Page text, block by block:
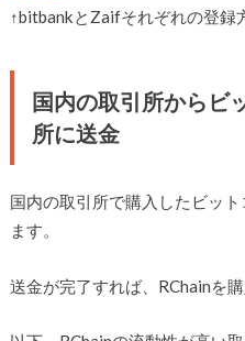
↑bitbankとZaifそれぞれの登録
国内の取引所からビ
所に送金
国内の取引所で購入したビッ
ます。
送金が完了すれば、RChainを